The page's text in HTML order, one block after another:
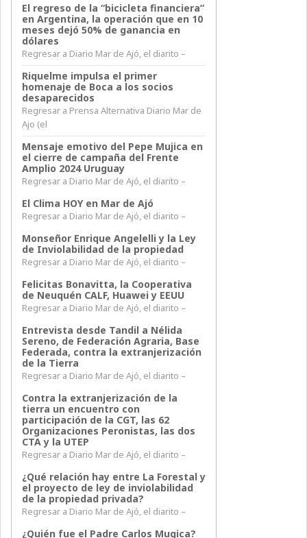
El regreso de la “bicicleta financiera”
en Argentina, la operación que en 10
meses dejó 50% de ganancia en
dólares
Regresar a Diario Mar de Ajó, el diarito –
Riquelme impulsa el primer
homenaje de Boca a los socios
desaparecidos
Regresar a Prensa Alternativa Diario Mar de
Ajo (el
Mensaje emotivo del Pepe Mujica en
el cierre de campaña del Frente
Amplio 2024 Uruguay
Regresar a Diario Mar de Ajó, el diarito –
El Clima HOY en Mar de Ajó
Regresar a Diario Mar de Ajó, el diarito –
Monseñor Enrique Angelelli y la Ley
de Inviolabilidad de la propiedad
Regresar a Diario Mar de Ajó, el diarito –
Felicitas Bonavitta, la Cooperativa
de Neuquén CALF, Huawei y EEUU
Regresar a Diario Mar de Ajó, el diarito –
Entrevista desde Tandil a Nélida
Sereno, de Federación Agraria, Base
Federada, contra la extranjerización
de la Tierra
Regresar a Diario Mar de Ajó, el diarito –
Contra la extranjerización de la
tierra un encuentro con
participación de la CGT, las 62
Organizaciones Peronistas, las dos
CTA y la UTEP
Regresar a Diario Mar de Ajó, el diarito –
¿Qué relación hay entre La Forestal y
el proyecto de ley de inviolabilidad
de la propiedad privada?
Regresar a Diario Mar de Ajó, el diarito –
¿Quién fue el Padre Carlos Mugica?